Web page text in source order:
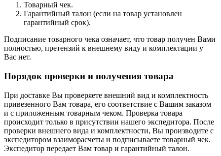
Товарный чек.
Гарантийный талон (если на товар установлен
гарантийный срок).
Подписание товарного чека означает, что товар получен Вами
полностью, претензий к внешнему виду и комплектации у
Вас нет.
Порядок проверки и получения товара
При доставке Вы проверяете внешний вид и комплектность
привезенного Вам товара, его соответствие с Вашим заказом
и с приложенным товарным чеком. Проверка товара
происходит только в присутствии нашего экспедитора. После
проверки внешнего вида и комплектности, Вы производите с
экспедитором взаиморасчеты и подписываете товарный чек.
Экспедитор передает Вам товар и гарантийный талон.